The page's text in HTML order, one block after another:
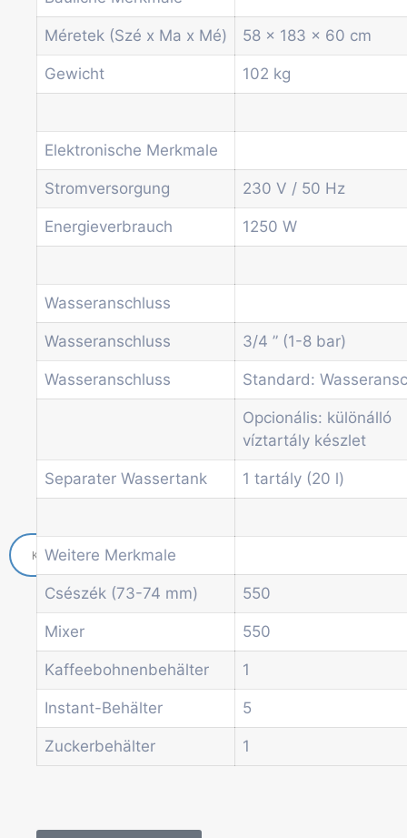
Informationen
Startseite
Drum-Maschinen
Büro-Kaffeemaschine
Kombi-Automat
Kaffeeautomat
Münz- und Geldprüfsysteme
Getränkeautomat
Wasserspender
Economic Line
Weitere Automaten
Dienstleistungen
Blog
Informationen
Kontakt
Méretek (Szé x Ma x Mé) 58 x 183 x 60 cm
Gewicht 102 kg
Elektronische Merkmale
Stromversorgung 230 V / 50 Hz
Energieverbrauch 1250 W
Wasseranschluss
Wasseranschluss 3/4 ” (1-8 bar)
Wasseranschluss Standard:
Opcionális: különálló
víztartály készlet
Separater Wassertank 1 tartály (20 l)
Weitere Merkmale
Csészék (73-74 mm) 550
Mixer 550
Kaffeebohnenbehälter 1
Instant-Behälter 5
Zuckerbehälter 1